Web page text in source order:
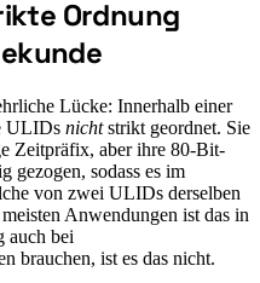
Ordnung
Lücke: Innerhalb einer
ULIDs nichtstrikt geordnet. Sie
Zeitpräfix, aber ihre 80-Bit-
gezogen, sodass es im
von zwei ULIDs derselben
Anwendungen ist das in
auch bei
brauchen, ist es das nicht.